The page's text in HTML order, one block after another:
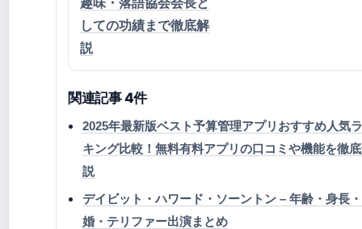
趣味・落語協会会長と
しての功績まで徹底解
説
関連記事 4件
2025年最新版ベスト予算管理アプリおすすめ人気
キング比較！無料有料アプリの口コミや機能を徹
説
デイビット・ハワード・ソーントン – 年齢・身長
婚・テリファー出演まとめ